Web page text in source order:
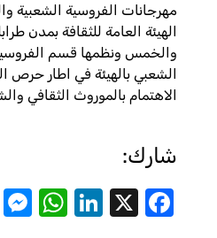
مهرجانات الفروسية الشعبية
الهيئة العامة للثقافة بمدن
والخمس ونظمها قسم
الشعبي بالهيئة في اطار حرص
الاهتمام بالموروث الثقافي
شارك:
Facebook
X